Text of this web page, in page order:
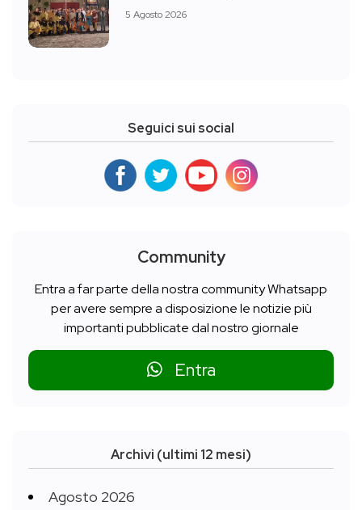
5 Agosto 2026
Seguici sui social
Community
Entra a far parte della nostra community Whatsapp
per avere sempre a disposizione le notizie più
importanti pubblicate dal nostro giornale
Entra
Archivi (ultimi 12 mesi)
Agosto 2026